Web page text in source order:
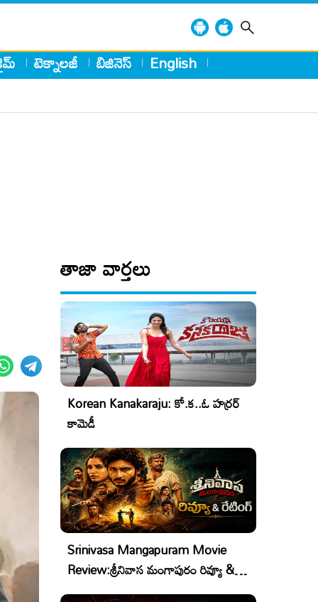
టెక్నాలజీ బిజినెస్ English
తాజా వార్తలు
Korean Kanakaraju: కో.క..ఓ హర్రర్
కామెడీ
Srinivasa Mangapuram Movie
Review:శ్రీనివాస మంగాపురం రివ్యూ &
రేటింగ్